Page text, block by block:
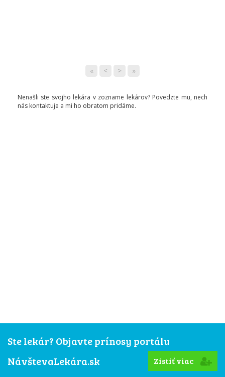
« < > »
Nenašli ste svojho lekára v zozname lekárov? Povedzte mu, nech
nás kontaktuje a mi ho obratom pridáme.
Ste lekár? Objavte prínosy portálu
NávštevaLekára.sk
Zistiť viac